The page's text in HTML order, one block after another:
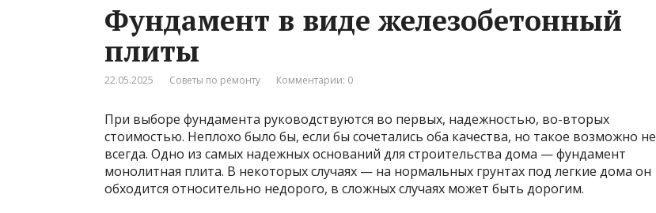
Фундамент в виде железобетонный
плиты
22.05.2025 Советы по ремонту Комментарии: 0
При выборе фундамента руководствуются во первых, надежностью, во-вторых
стоимостью. Неплохо было бы, если бы сочетались оба качества, но такое возможно не
всегда. Одно из самых надежных оснований для строительства дома — фундамент
монолитная плита. В некоторых случаях — на нормальных грунтах под легкие дома он
обходится относительно недорого, в сложных случаях может быть дорогим.